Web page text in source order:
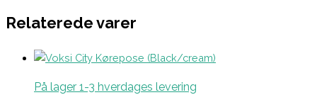
Relaterede varer
På lager 1-3 hverdages levering